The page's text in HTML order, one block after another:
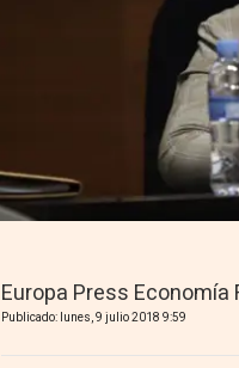
Europa Press Economía
Publicado: lunes, 9 julio 2018 9:59